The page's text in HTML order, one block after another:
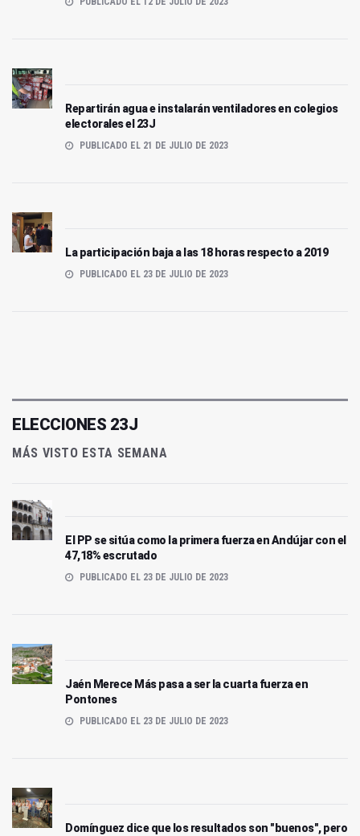
Repartirán agua e instalarán ventiladores en colegios
electorales el 23J
PUBLICADO EL 21 DE JULIO DE 2023
La participación baja a las 18 horas respecto a 2019
PUBLICADO EL 23 DE JULIO DE 2023
ELECCIONES 23J
MÁS VISTO ESTA SEMANA
El PP se sitúa como la primera fuerza en Andújar con el
47,18% escrutado
PUBLICADO EL 23 DE JULIO DE 2023
Jaén Merece Más pasa a ser la cuarta fuerza en
Pontones
PUBLICADO EL 23 DE JULIO DE 2023
Domínguez dice que los resultados son "buenos", pero